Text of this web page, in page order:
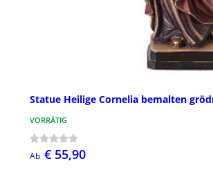
Statue Heilige Cornelia bemalten
VORRÄTIG
Ab € 55,90